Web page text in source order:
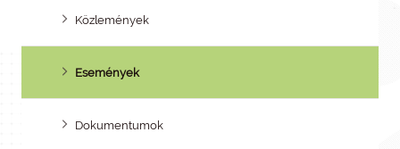
Közlemények
Események
Dokumentumok